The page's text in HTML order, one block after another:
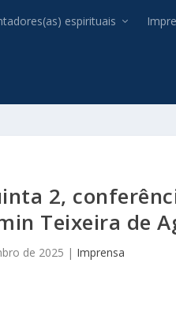
espirituais
2,
Teixeira de
de 2025 | Imprensa